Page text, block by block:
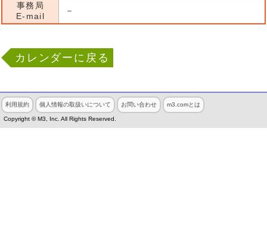
事務局
E-mail
－
カレンダーに戻る
利用規約 個人情報の取扱いについて お問い合わせ m3.comとは
Copyright © M3, Inc. All Rights Reserved.